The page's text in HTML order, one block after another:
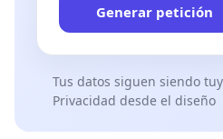
Generar petición
Tus datos siguen siendo
Privacidad desde el diseño